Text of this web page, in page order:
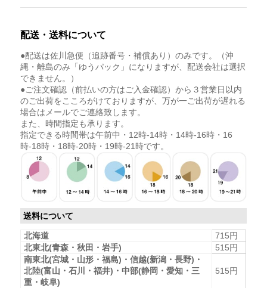
配送・送料について
●配送は佐川急便（追跡番号・補償あり）のみです。（沖
縄・離島のみ「ゆうパック」になりますが、配送会社は選択
できません。）
●ご注文確認（前払いの方はご入金確認）から３営業日以内
のご出荷をこころがけておりますが、万が一ご出荷が遅れる
場合はメールでご連絡致します。
また、時間指定も承ります。
指定できる時間帯は午前中・12時-14時・14時-16時・16
時-18時・18時-20時・19時-21時です。
送料について
北海道
715円
北東北(青森・秋田・岩手)
515円
南東北(宮城・山形・福島)・信越(新潟・長野)・
北陸(富山・石川・福井)・中部(静岡・愛知・三
重・岐阜)
515円